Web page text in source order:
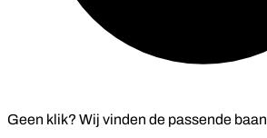
Geen klik? Wij vinden depassende baan